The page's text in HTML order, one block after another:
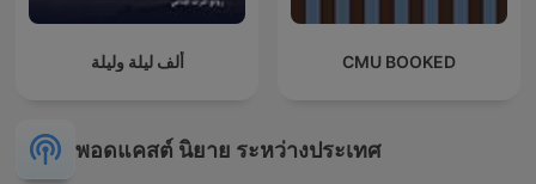
ألف ليلة وليلة CMU BOOKED
พอดแคสต์ นิยาย ระหว่างประเทศ